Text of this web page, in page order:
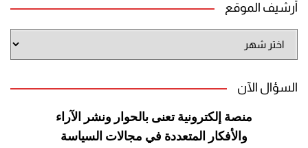
أرشيف الموقع
الموقع
السؤال الآن
منصة إلكترونية تعنى بالحوار ونشر الآراء
والأفكار المتعددة في مجالات السياسة